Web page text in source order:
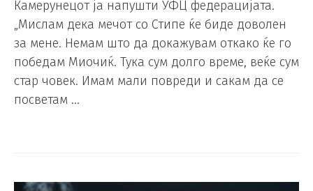
Камерунецот ја напушти УФЦ федерацијата.
„Мислам дека мечот со Стипе ќе биде доволен
за мене. Немам што да докажувам откако ќе го
победам Миочиќ. Тука сум долго време, веќе сум
стар човек. Имам мали повреди и сакам да се
посветам …